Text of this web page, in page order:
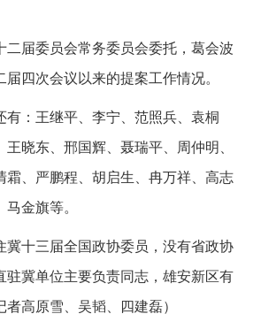
二届委员会常务委员会委托，葛会波
四次会议以来的提案工作情况。
有：王继平、李宁、范照兵、袁桐
晓东、邢国辉、聂瑞平、周仲明、
霜、严鹏程、胡启生、冉万祥、高志
金旗等。
冀十三届全国政协委员，没有省政协
驻冀单位主要负责同志，雄安新区有
者高原雪、吴韬、四建磊）